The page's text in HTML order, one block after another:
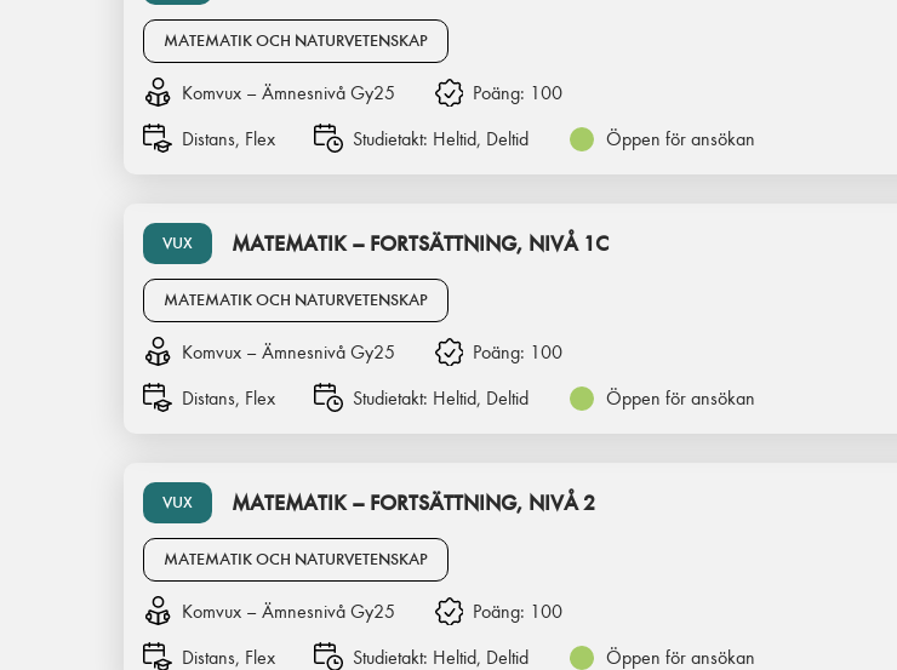
MATEMATIK OCH NATURVETENSKAP
Komvux – Ämnesnivå Gy25 Poäng: 100
Distans, Flex
Studietakt: Heltid, Deltid Öppen för ansökan
VUX MATEMATIK – FORTSÄTTNING, NIVÅ 1C
MATEMATIK OCH NATURVETENSKAP
Komvux – Ämnesnivå Gy25 Poäng: 100
Distans, Flex
Studietakt: Heltid, Deltid Öppen för ansökan
VUX MATEMATIK – FORTSÄTTNING, NIVÅ 2
MATEMATIK OCH NATURVETENSKAP
Komvux – Ämnesnivå Gy25 Poäng: 100
Distans, Flex
Studietakt: Heltid, Deltid Öppen för ansökan